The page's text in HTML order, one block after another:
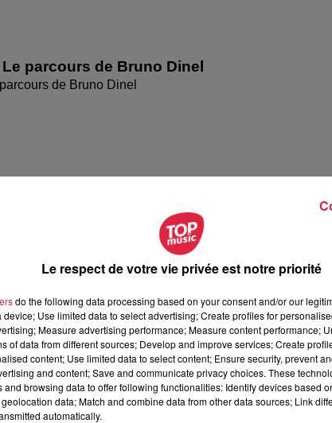
parcours de Bruno Dinel
de Bruno Dinel
parcours de Cécile Sornin
de Cécile Sornin
Le respect de votre vie privée est notre priorité
do the following data processing based on your consent and/or our
Use limited data to select advertising; Create profiles for
Measure advertising performance; Measure content performance;
of data from different sources; Develop and improve services; Create
content; Use limited data to select content; Ensure security, prevent
and content; Save and communicate privacy choices. These
and browsing data to offer following functionalities: Identify devices based
data; Match and combine data from other data sources; Link
automatically.